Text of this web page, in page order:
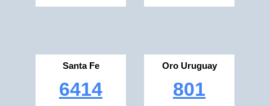
Santa Fe
6414
Oro Uruguay
801